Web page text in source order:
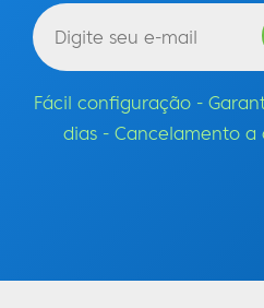
Fácil configuração -
dias - Cancelamento